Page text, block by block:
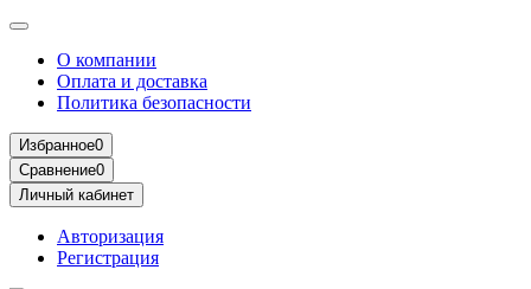
О компании
Оплата и доставка
Политика безопасности
Избранное0
Сравнение0
Личный кабинет
Авторизация
Регистрация